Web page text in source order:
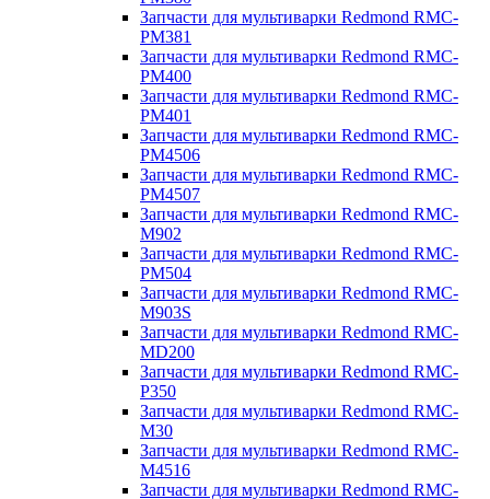
Запчасти для мультиварки Redmond RMC-
PM381
Запчасти для мультиварки Redmond RMC-
PM400
Запчасти для мультиварки Redmond RMC-
PM401
Запчасти для мультиварки Redmond RMC-
PM4506
Запчасти для мультиварки Redmond RMC-
PM4507
Запчасти для мультиварки Redmond RMC-
M902
Запчасти для мультиварки Redmond RMC-
PM504
Запчасти для мультиварки Redmond RMC-
M903S
Запчасти для мультиварки Redmond RMC-
MD200
Запчасти для мультиварки Redmond RMC-
P350
Запчасти для мультиварки Redmond RMC-
M30
Запчасти для мультиварки Redmond RMC-
M4516
Запчасти для мультиварки Redmond RMC-